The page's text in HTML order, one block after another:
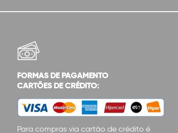
FORMAS DE PAGAMENTO
CARTÕES DE CRÉDITO:
Para compras via cartão de crédito é